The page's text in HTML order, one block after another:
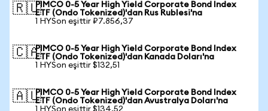
🇷🇺PIMCO 0-5 Year High Yield Corporate Bond Index
ETF (Ondo Tokenized)'dan Rus Rublesi'na
1 HYSon eşittir ₽7.856,37
🇨🇦PIMCO 0-5 Year High Yield Corporate Bond Index
ETF (Ondo Tokenized)'dan Kanada Doları'na
1 HYSon eşittir $132,51
🇦🇺PIMCO 0-5 Year High Yield Corporate Bond Index
ETF (Ondo Tokenized)'dan Avustralya Doları'na
1 HYSon eşittir $134,52